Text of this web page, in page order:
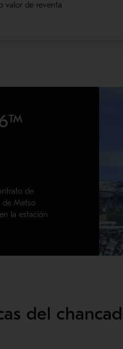
valor de reventa
de
de Metso
la estación
del